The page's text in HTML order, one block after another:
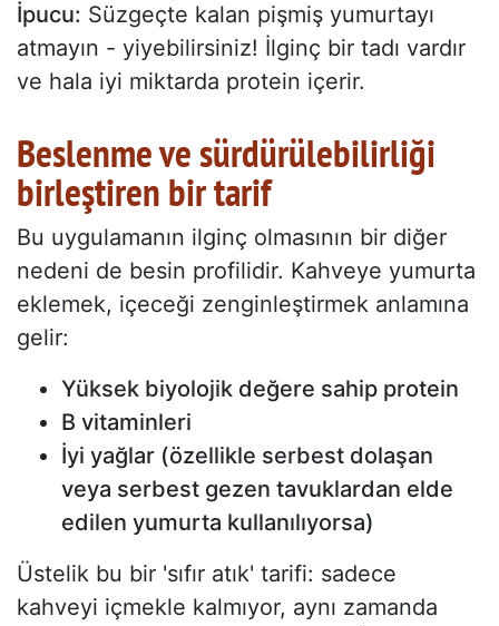
İpucu: Süzgeçte kalan pişmiş yumurtayı
atmayın - yiyebilirsiniz! İlginç bir tadı vardır
ve hala iyi miktarda protein içerir.
Beslenme ve sürdürülebilirliği
birleştiren bir tarif
Bu uygulamanın ilginç olmasının bir diğer
nedeni de besin profilidir. Kahveye yumurta
eklemek, içeceği zenginleştirmek anlamına
gelir:
Yüksek biyolojik değere sahip protein
B vitaminleri
İyi yağlar (özellikle serbest dolaşan
veya serbest gezen tavuklardan elde
edilen yumurta kullanılıyorsa)
Üstelik bu bir 'sıfır atık' tarifi: sadece
kahveyi içmekle kalmıyor, aynı zamanda